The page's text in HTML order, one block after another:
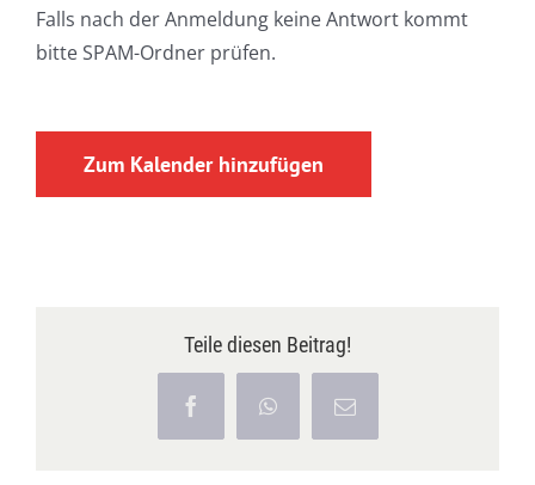
Falls nach der Anmeldung keine Antwort kommt
bitte SPAM-Ordner prüfen.
Zum Kalender hinzufügen
Teile diesen Beitrag!
FacebookWhatsApp
E-
Mail